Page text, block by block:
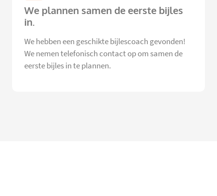
We plannen samen de eerste bijles
in.
We hebben een geschikte bijlescoach gevonden!
We nemen telefonisch contact op om samen de
eerste bijles in te plannen.